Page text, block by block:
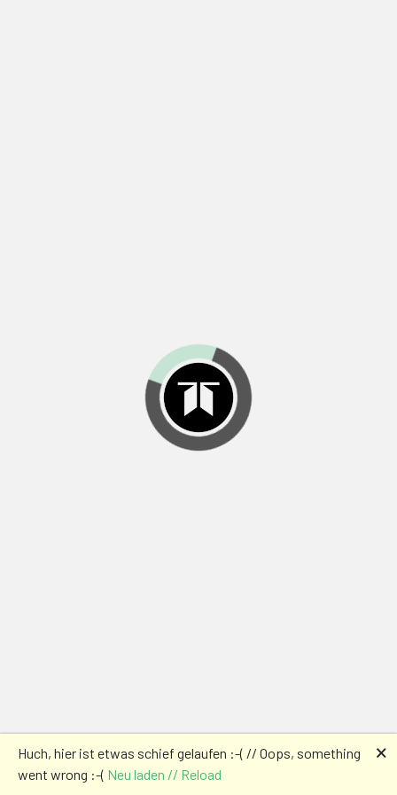
Huch, hier ist etwas schief gelaufen :-( // Oops, something
went wrong :-( Neu laden // Reload
🗙